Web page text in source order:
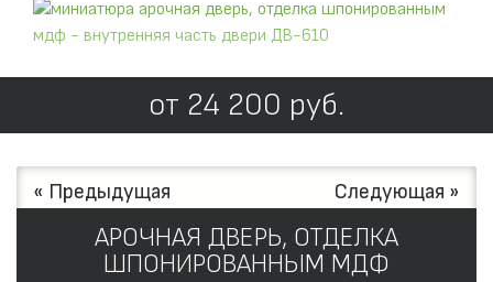
от 24 200 руб.
« Предыдущая Следующая »
АРОЧНАЯ ДВЕРЬ, ОТДЕЛКА
ШПОНИРОВАННЫМ МДФ